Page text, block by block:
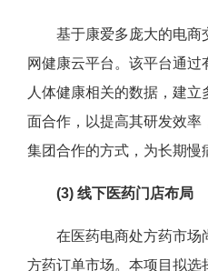
基于康爱多庞大的电商交
网健康云平台。该平台通
人体健康相关的数据，建
面合作，以提高其研发效
集团合作的方式，为长期
(3) 线下医药门店布局
在医药电商处方药市场尚
方药订单市场。本项目拟